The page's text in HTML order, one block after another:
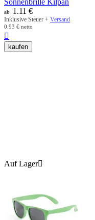
Sonnenbrille Kilpan
ab 1.11 €
Inklusive Steuer + Versand
0.93 € netto

kaufen
Auf Lager